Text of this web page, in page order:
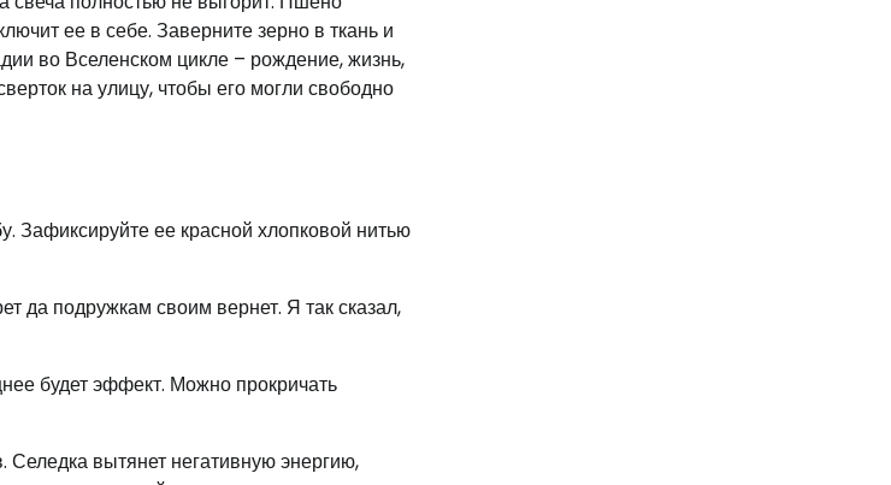
ее в себе. Заверните зерно в ткань и
во Вселенском цикле – рождение, жизнь,
на улицу, чтобы его могли свободно
Зафиксируйте ее красной хлопковой нитью
да подружкам своим вернет. Я так сказал,
будет эффект. Можно прокричать
Селедка вытянет негативную энергию,